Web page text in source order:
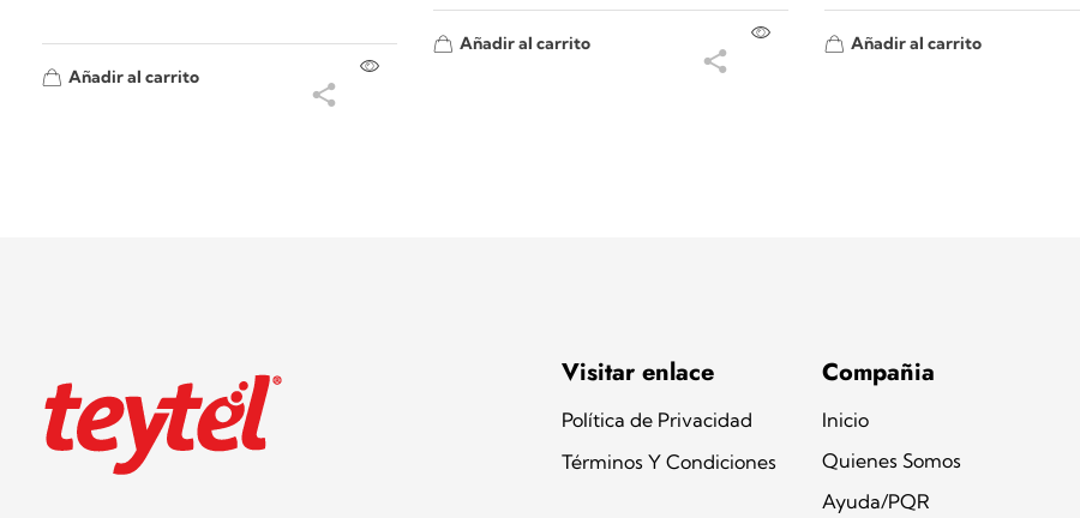
Añadir al carrito
Añadir al carrito Añadir al carrito
Visitar enlace
Política de Privacidad
Términos Y Condiciones
Compañia
Inicio
Quienes Somos
Ayuda/PQR